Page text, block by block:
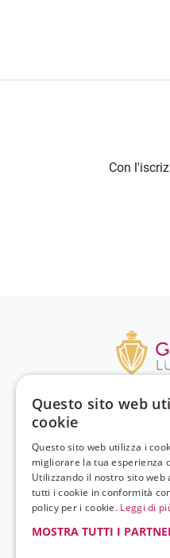
Con
Grela
C.so
89900
Scrivici:
Orari
Lunedì-
Questo sito web
cookie
Questo sito web utilizza i
migliorare la tua esperienza
Utilizzando il nostro sito web
tutti i cookie in conformità
policy per i cookie. Leggi di
MOSTRA TUTTI I